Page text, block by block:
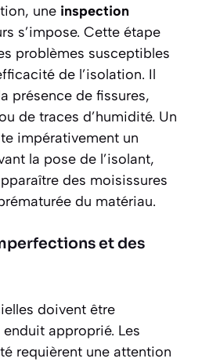
une inspection
s’impose. Cette étape
problèmes susceptibles
de l’isolation. Il
présence de fissures,
de traces d’humidité. Un
impérativement un
la pose de l’isolant,
des moisissures
du matériau.
et des
doivent être
approprié. Les
requièrent une attention